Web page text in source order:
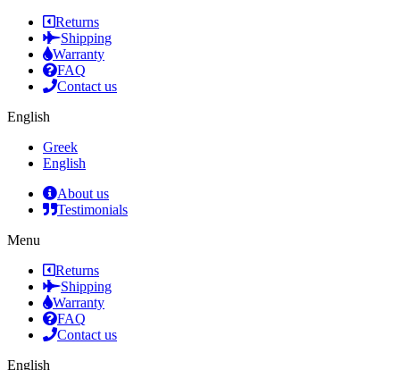
Returns
Shipping
Warranty
FAQ
Contact us
English
Greek
English
About us
Testimonials
Menu
Returns
Shipping
Warranty
FAQ
Contact us
English